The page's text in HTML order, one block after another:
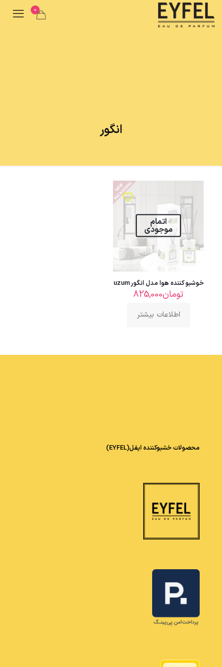
0
انگور
اتمام
موجودی
خوشبو کننده هوا مدل انگور uzum
تومان825,000
اطلاعات بیشتر
محصولات خشبوکننده ایفل(EYFEL)